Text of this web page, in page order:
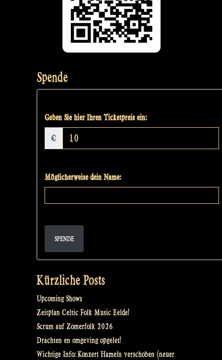
Spende
Geben Sie hier Ihren Ticketpreis ein:
€
Möglicherweise dein Name:
SPENDE
Kürzliche Posts
Upcoming Shows
Zeitplan Celtic Folk Music Eelde!
Scrum auf Zomerfolk 2026
Drachten en omgeving opgelet!
Wichtige Info: Konzert Hameln verschoben (neuer